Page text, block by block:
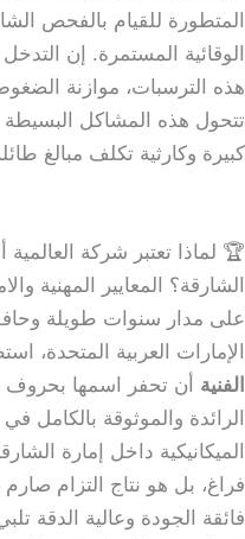
المتطورة للقيام بالفحص
الوقائية المستمرة. إن
هذه الترسبات، موازنة
تتحول هذه المشاكل البسيطة
كبيرة وكارثية تكلف مبالغ
🏆 لماذا تعتبر شركة
الشارقة؟ المعايير المهنية
على مدار سنوات طويلة
الإمارات العربية المتحدة،
الفنية أن تحفر اسمها
الرائدة والموثوقة بالكامل في
الميكانيكية داخل إمارة
فراغ، بل هو نتاج التزام
فائقة الجودة وعالية الدقة